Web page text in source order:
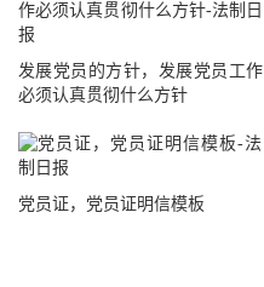
发展党员的方针，发展党员工作
必须认真贯彻什么方针
党员证，党员证明信模板